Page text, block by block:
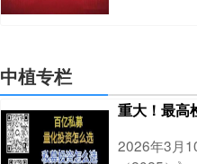
4日开展
期买断式逆
中植专栏
重大！最高
2026年3月